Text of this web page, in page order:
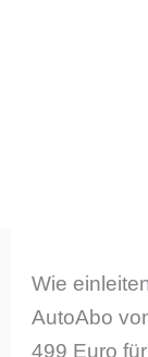
Wie
AutoAbo
499 Euro